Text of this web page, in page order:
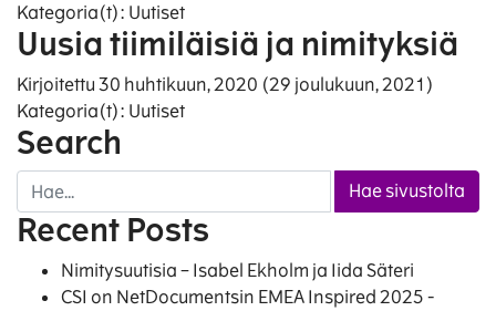
Kategoria(t): Uutiset
Uusia tiimiläisiä ja nimityksiä
Kirjoitettu30 huhtikuun, 2020 (29 joulukuun, 2021)
Kategoria(t): Uutiset
Search
Haku:
Recent Posts
Nimitysuutisia – Isabel Ekholm ja Iida Säteri
CSI on NetDocumentsin EMEA Inspired 2025 -